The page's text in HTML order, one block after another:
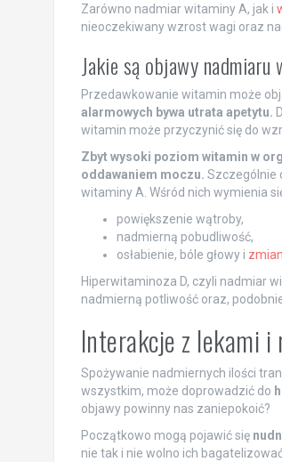
Zarówno nadmiar witaminy A, jak i
nieoczekiwany wzrost wagi oraz
Jakie są objawy
Przedawkowanie witamin może
alarmowych bywa utrata apetytu.
witamin może przyczynić się do
Zbyt wysoki poziom witamin w
oddawaniem moczu. Szczególnie
witaminy A. Wśród nich wymienia
powiększenie wątroby,
nadmierną pobudliwość,
osłabienie, bóle głowy i
Hiperwitaminoza D, czyli nadmiar
nadmierną potliwość oraz,
Interakcje z lekami i
Spożywanie nadmiernych ilości
wszystkim, może doprowadzić do
objawy powinny nas zaniepokoić?
Początkowo mogą pojawić się
nie tak i nie wolno ich